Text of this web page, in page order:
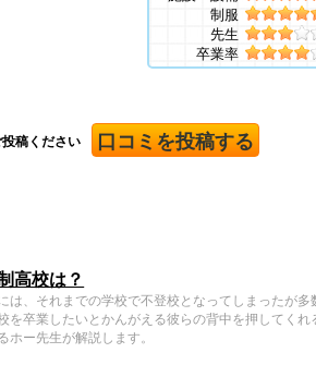
制服
先生
卒業率
稿ください 口コミを投稿する
高校は？
は、それまでの学校で不登校となってしまったが多
を卒業したいとかんがえる彼らの背中を押してくれ
ー先生が解説します。